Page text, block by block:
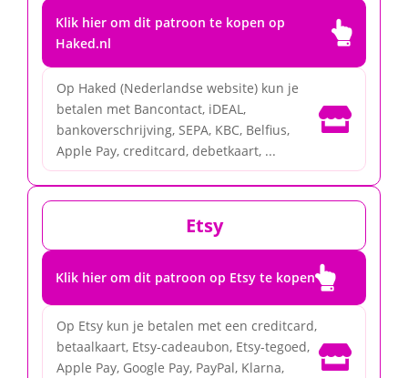
Klik hier om dit patroon te kopen op
Haked.nl

Op Haked (Nederlandse website) kun je
betalen met Bancontact, iDEAL,
bankoverschrijving, SEPA, KBC, Belfius,
Apple Pay, creditcard, debetkaart, ...

Etsy
Klik hier om dit patroon op Etsy te kopen
Op Etsy kun je betalen met een creditcard,
betaalkaart, Etsy-cadeaubon, Etsy-tegoed,
Apple Pay, Google Pay, PayPal, Klarna,
